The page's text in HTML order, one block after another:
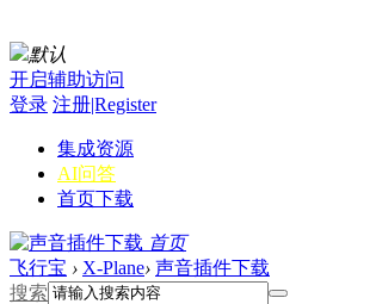
默认
开启辅助访问
登录 注册|Register
集成资源
AI问答
首页下载
首页
飞行宝 › X-Plane› 声音插件下载
搜索